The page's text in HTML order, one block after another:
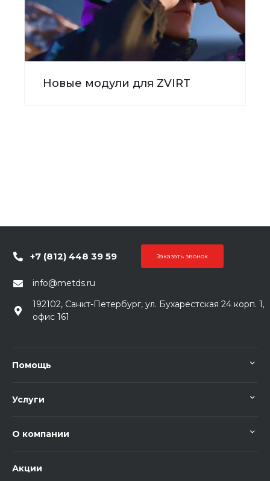
Новые модули для ZVIRT
+7 (812) 448 39 59 Заказать звонок
info@metds.ru
192102, Санкт-Петербург, ул. Бухарестская 24 корп. 1,
офис 161
Помощь
Услуги
О компании
Акции